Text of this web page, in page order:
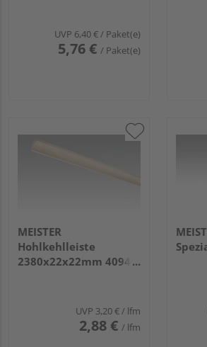
UVP 6,40 €/ Paket(e)
5,76 € / Paket(e)
MEISTER
Hohlkehlleiste
2380x22x22mm 4094
UVP 3,20 €/ lfm
2,88 € / lfm